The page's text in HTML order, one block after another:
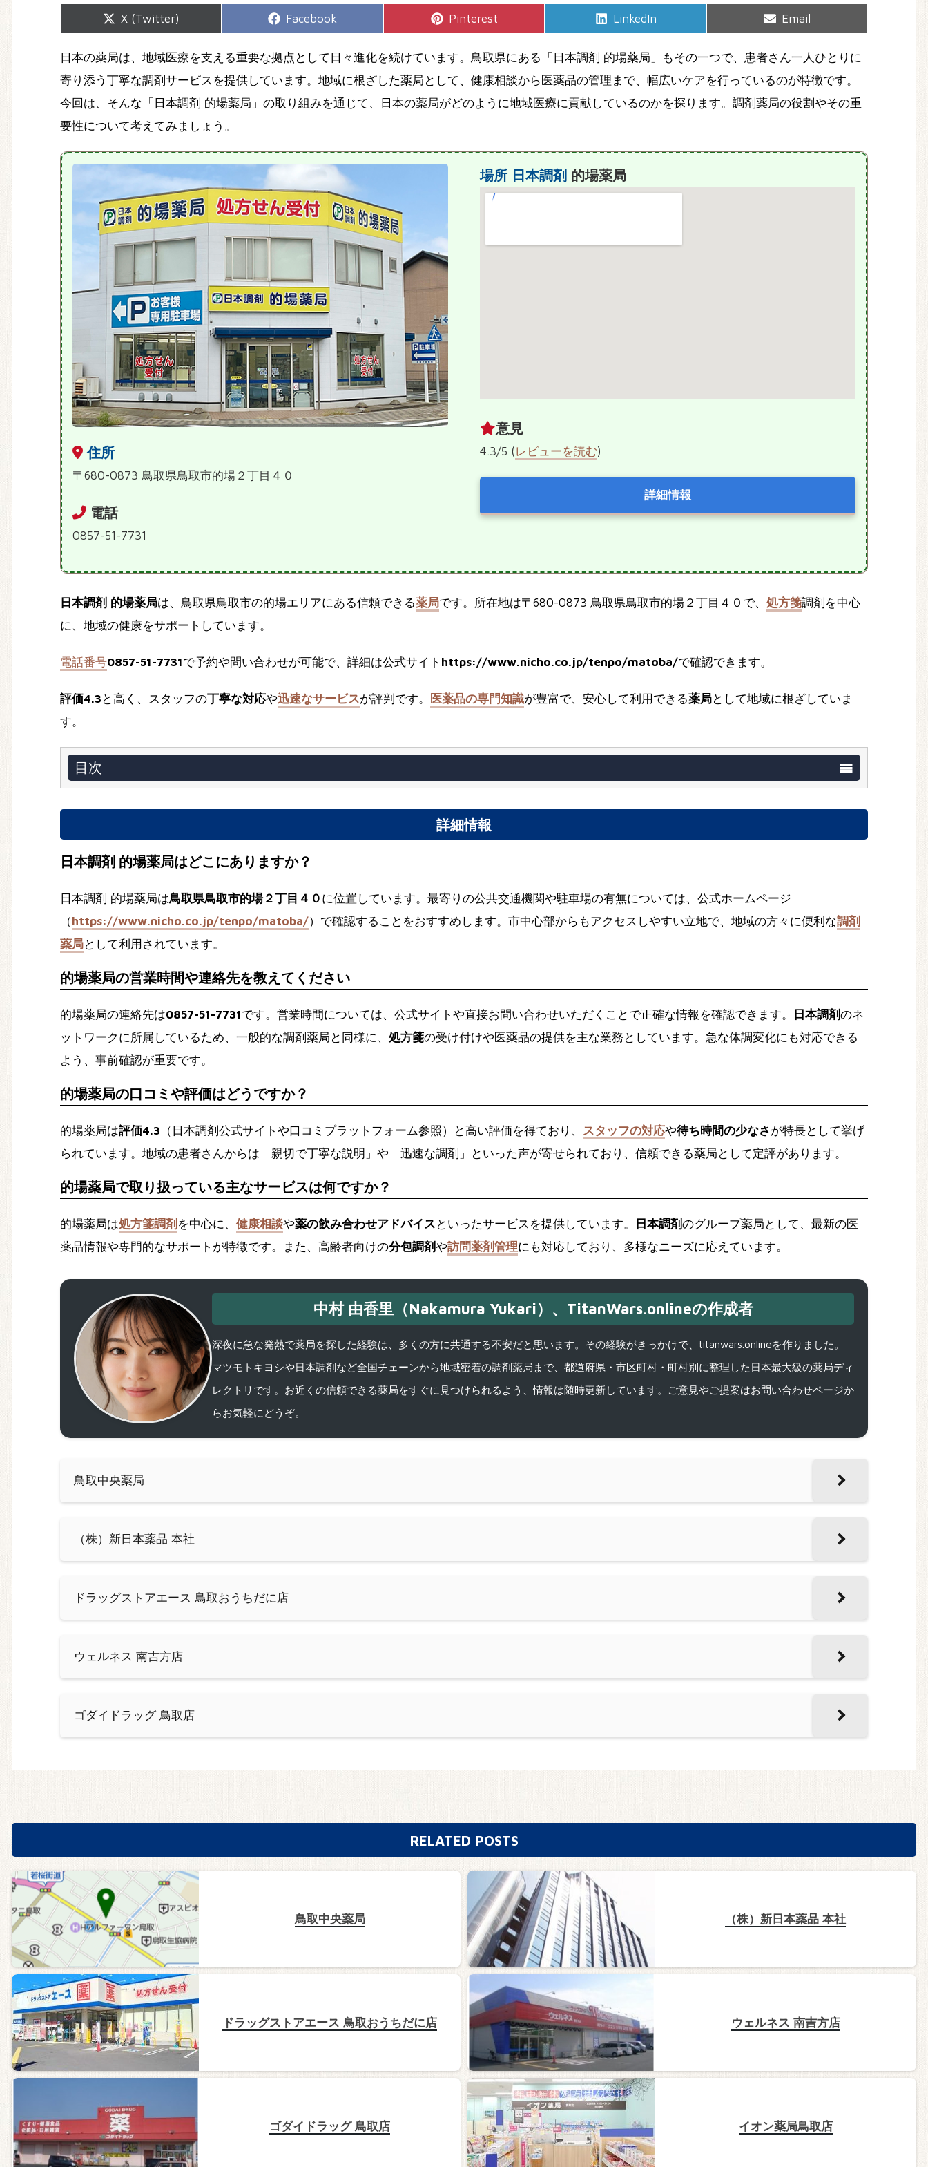
Share
X (Twitter)
Share
Facebook
Share
Pinterest
Share
LinkedIn
Share
Email
日本の薬局は、地域医療を支える重要な拠点として日々進化を続けています。鳥取県にある「日本調剤 的場薬局」もその一つで、患者さん一人ひとりに
寄り添う丁寧な調剤サービスを提供しています。地域に根ざした薬局として、健康相談から医薬品の管理まで、幅広いケアを行っているのが特徴です。
今回は、そんな「日本調剤 的場薬局」の取り組みを通じて、日本の薬局がどのように地域医療に貢献しているのかを探ります。調剤薬局の役割やその重
要性について考えてみましょう。
住所
〒680-0873 鳥取県鳥取市的場２丁目４０
電話
0857-51-7731
場所 日本調剤 的場薬局
意見
4.3/5 (レビューを読む)
詳細情報
日本調剤 的場薬局は、鳥取県鳥取市の的場エリアにある信頼できる薬局です。所在地は〒680-0873 鳥取県鳥取市的場２丁目４０で、 処方箋調剤を中心
に、地域の健康をサポートしています。
電話番号0857-51-7731で予約や問い合わせが可能で、詳細は公式サイト https://www.nicho.co.jp/tenpo/matoba/で確認できます。
評価4.3 と高く、スタッフの丁寧な対応や迅速なサービスが評判です。 医薬品の専門知識が豊富で、安心して利用できる薬局として地域に根ざしていま
す。
目次
詳細情報
日本調剤 的場薬局はどこにありますか？
日本調剤 的場薬局は鳥取県鳥取市的場２丁目４０ に位置しています。最寄りの公共交通機関や駐車場の有無については、公式ホームページ
（https://www.nicho.co.jp/tenpo/matoba/）で確認することをおすすめします。市中心部からもアクセスしやすい立地で、地域の方々に便利な調剤
薬局として利用されています。
的場薬局の営業時間や連絡先を教えてください
的場薬局の連絡先は0857-51-7731です。営業時間については、公式サイトや直接お問い合わせいただくことで正確な情報を確認できます。 日本調剤のネ
ットワークに所属しているため、一般的な調剤薬局と同様に、 処方箋の受け付けや医薬品の提供を主な業務としています。急な体調変化にも対応できる
よう、事前確認が重要です。
的場薬局の口コミや評価はどうですか？
的場薬局は評価4.3 （日本調剤公式サイトや口コミプラットフォーム参照）と高い評価を得ており、 スタッフの対応や待ち時間の少なさが特長として挙げ
られています。地域の患者さんからは「親切で丁寧な説明」や「迅速な調剤」といった声が寄せられており、信頼できる薬局として定評があります。
的場薬局で取り扱っている主なサービスは何ですか？
的場薬局は処方箋調剤 を中心に、 健康相談や薬の飲み合わせアドバイス といったサービスを提供しています。 日本調剤のグループ薬局として、最新の医
薬品情報や専門的なサポートが特徴です。また、高齢者向けの分包調剤や訪問薬剤管理にも対応しており、多様なニーズに応えています。
中村 由香里（Nakamura Yukari）、TitanWars.onlineの作成者
深夜に急な発熱で薬局を探した経験は、多くの方に共通する不安だと思います。その経験がきっかけで、titanwars.onlineを作りました。
マツモトキヨシや日本調剤など全国チェーンから地域密着の調剤薬局まで、都道府県・市区町村・町村別に整理した日本最大級の薬局ディ
レクトリです。お近くの信頼できる薬局をすぐに見つけられるよう、情報は随時更新しています。ご意見やご提案はお問い合わせページか
らお気軽にどうぞ。
鳥取中央薬局
（株）新日本薬品 本社
ドラッグストアエース 鳥取おうちだに店
ウェルネス 南吉方店
ゴダイドラッグ 鳥取店
RELATED POSTS
鳥取中央薬局 （株）新日本薬品 本社
ドラッグストアエース 鳥取おうちだに店 ウェルネス 南吉方店
ゴダイドラッグ 鳥取店 イオン薬局鳥取店